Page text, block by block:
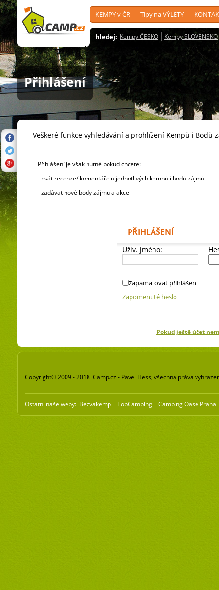
KEMPY v ČR Tipy na VÝLETY
hledej: Kempy ČESKO Kempy SLOVENSKO
Přihlášení
Veškeré funkce vyhledávání a prohlížení Kempů i
Přihlášení je však nutné pokud chcete:
- psát recenze/ komentáře u jednotlivých kempů i bodů zájmů
- zadávat nové body zájmu a akce
PŘIHLÁŠENÍ
Uživ. jméno:
Zapamatovat přihlášení
Zapomenuté heslo
Pokud ještě účet
Copyright© 2009 - 2018 Camp.cz - Pavel Hess, všechna práva
Ostatní naše weby: Bezvakemp TopCamping Camping Oase Praha